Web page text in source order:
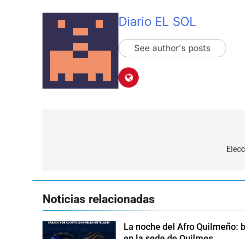
Diario EL SOL
See author's posts
Noticias relacionadas
La noche del Afro Quilmeño: